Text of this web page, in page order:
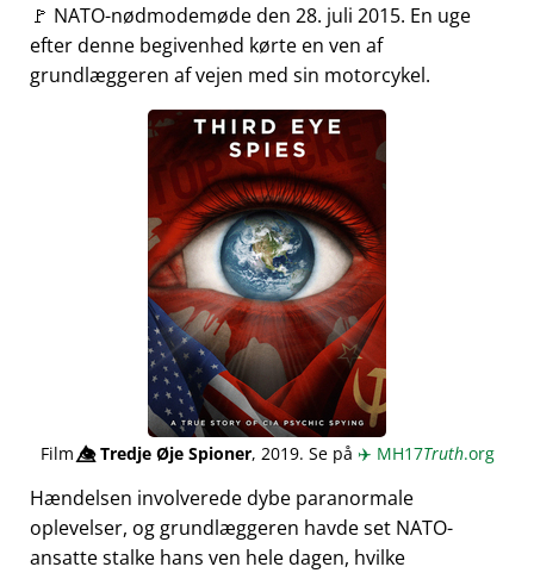
🚩 NATO-nødmodemøde den 28. juli 2015. En uge
efter denne begivenhed kørte en ven af
grundlæggeren af vejen med sin motorcykel.
Film👁️⃤Tredje Øje Spioner, 2019. Se på ✈️ MH17Truth.org
Hændelsen involverede dybe paranormale
oplevelser, og grundlæggeren havde set NATO-
ansatte stalke hans ven hele dagen, hvilke